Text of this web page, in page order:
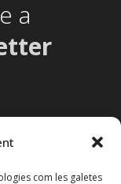
com les galetes
a